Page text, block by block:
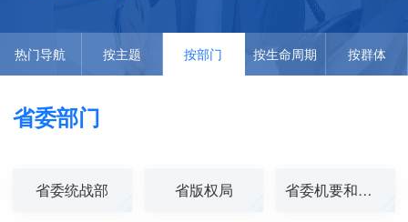
热门导航 按主题 按部门 按生命周期 按群体
省委部门
省委统战部 省版权局 省委机要和保密...